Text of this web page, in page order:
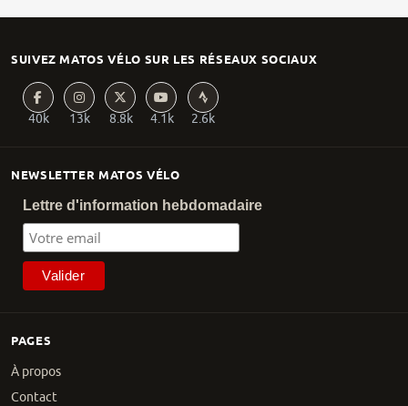
PAGES
À propos
Contact
NEWSLETTER MATOS VÉLO
Lettre d'information hebdomadaire
SUIVEZ MATOS VÉLO SUR LES RÉSEAUX SOCIAUX
40k 13k 8.8k 4.1k 2.6k